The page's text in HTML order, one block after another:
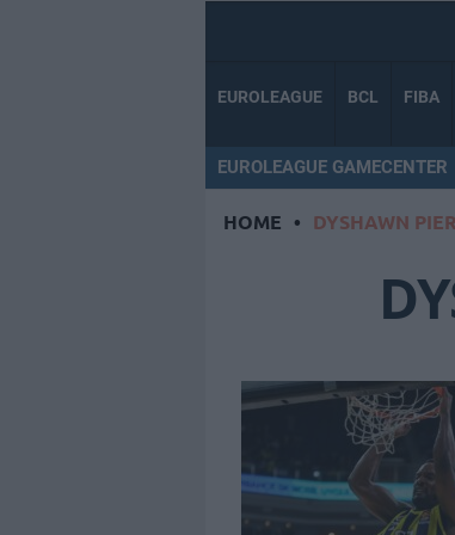
EUROLEAGUE BCL FIBA
EUROLEAGUE GAMECENTER
HOME • DYSHAWN